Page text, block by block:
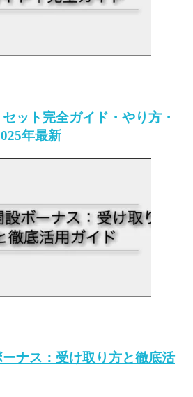
ット完全ガイド・やり方・
年最新
ナス：受け取り方と徹底活